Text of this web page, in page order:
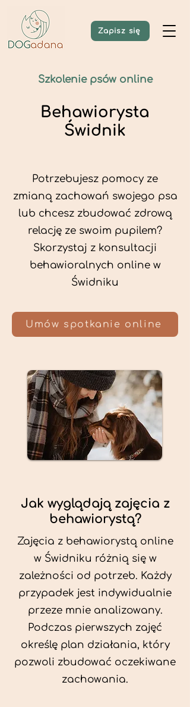
Zapisz się
Szkolenie psów online
Behawiorysta
Świdnik
Potrzebujesz pomocy ze
zmianą zachowań swojego psa
lub chcesz zbudować zdrową
relację ze swoim pupilem?
Skorzystaj z konsultacji
behawioralnych online w
Świdniku
Umów spotkanie online
Jak wyglądają zajęcia z
behawiorystą?
Zajęcia z behawiorystą online
w Świdniku różnią się w
zależności od potrzeb. Każdy
przypadek jest indywidualnie
przeze mnie analizowany.
Podczas pierwszych zajęć
określę plan działania, który
pozwoli zbudować oczekiwane
zachowania.